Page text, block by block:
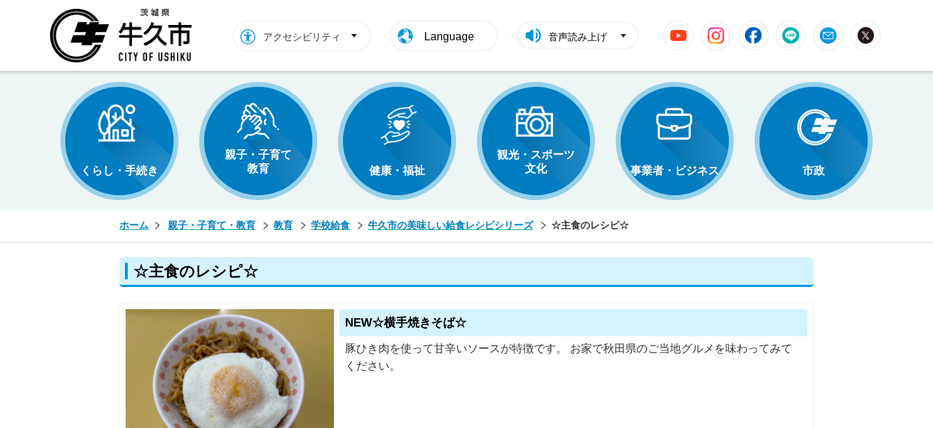
アクセシビリティ Language 音声読み上げ
YouTube InstagramFacebookLINE Mail
くらし・手続き
親子・子育て
教育
健康・福祉
観光・スポーツ
文化
事業者・ビジネス 市政
ホーム 親子・子育て・教育 教育 学校給食 牛久市の美味しい給食レシピシリーズ ☆主食のレシピ☆
☆主食のレシピ☆
NEW☆横手焼きそば☆
豚ひき肉を使って甘辛いソースが特徴です。 お家で秋田県のご当地グルメを味わってみて
ください。